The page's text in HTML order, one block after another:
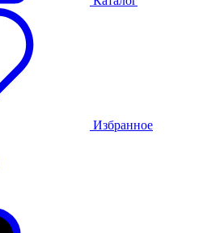
Избранное